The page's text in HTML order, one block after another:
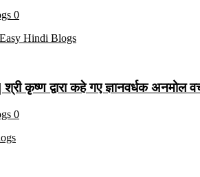
0
कृष्ण द्वारा कहे गए ज्ञानवर्धक अनमोल
0